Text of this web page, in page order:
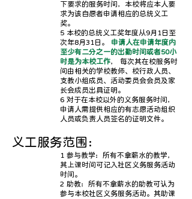
下要求的服务时间，本校将应本人要
求为该自愿者申请相应的总统义工
奖。
5 本校的总统义工奖年度从9月1日至
次年8月31日。 申请人在申请年度内
至少有二分之一的出勤时间或者50小
时是为本校工作， 每次其在校服务时
间由相关的学校教师、校行政人员、
支教小组成员、活动委员会会员及家
长会成员出具证明。
6 对于在本校以外的义务服务时间，
申请人需提供相应的有志愿活动组织
人员或负责人员签名的证明文件。
义工服务范围：
1 参与教学：所有不拿薪水的教学，
其上课时间可记入社区义务服务活动
时间。
2 助教：所有不拿薪水的助教可认为
参与本校社区义务服务活动。其助课